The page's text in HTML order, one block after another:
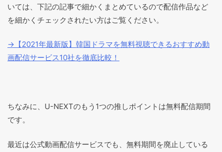
いては、下記の記事で細かくまとめているので配信作品など
を細かくチェックされたい方はご覧ください。
→【2021年最新版】韓国ドラマを無料視聴できるおすすめ動
画配信サービス10社を徹底比較！
ちなみに、U-NEXTのもう1つの推しポイントは無料配信期間
です。
最近は公式動画配信サービスでも、無料期間を廃止している